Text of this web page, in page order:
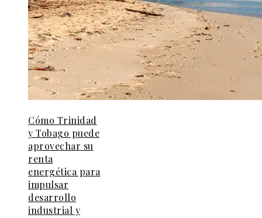
Cómo Trinidad
y Tobago puede
aprovechar su
renta
energética para
impulsar
desarrollo
industrial y